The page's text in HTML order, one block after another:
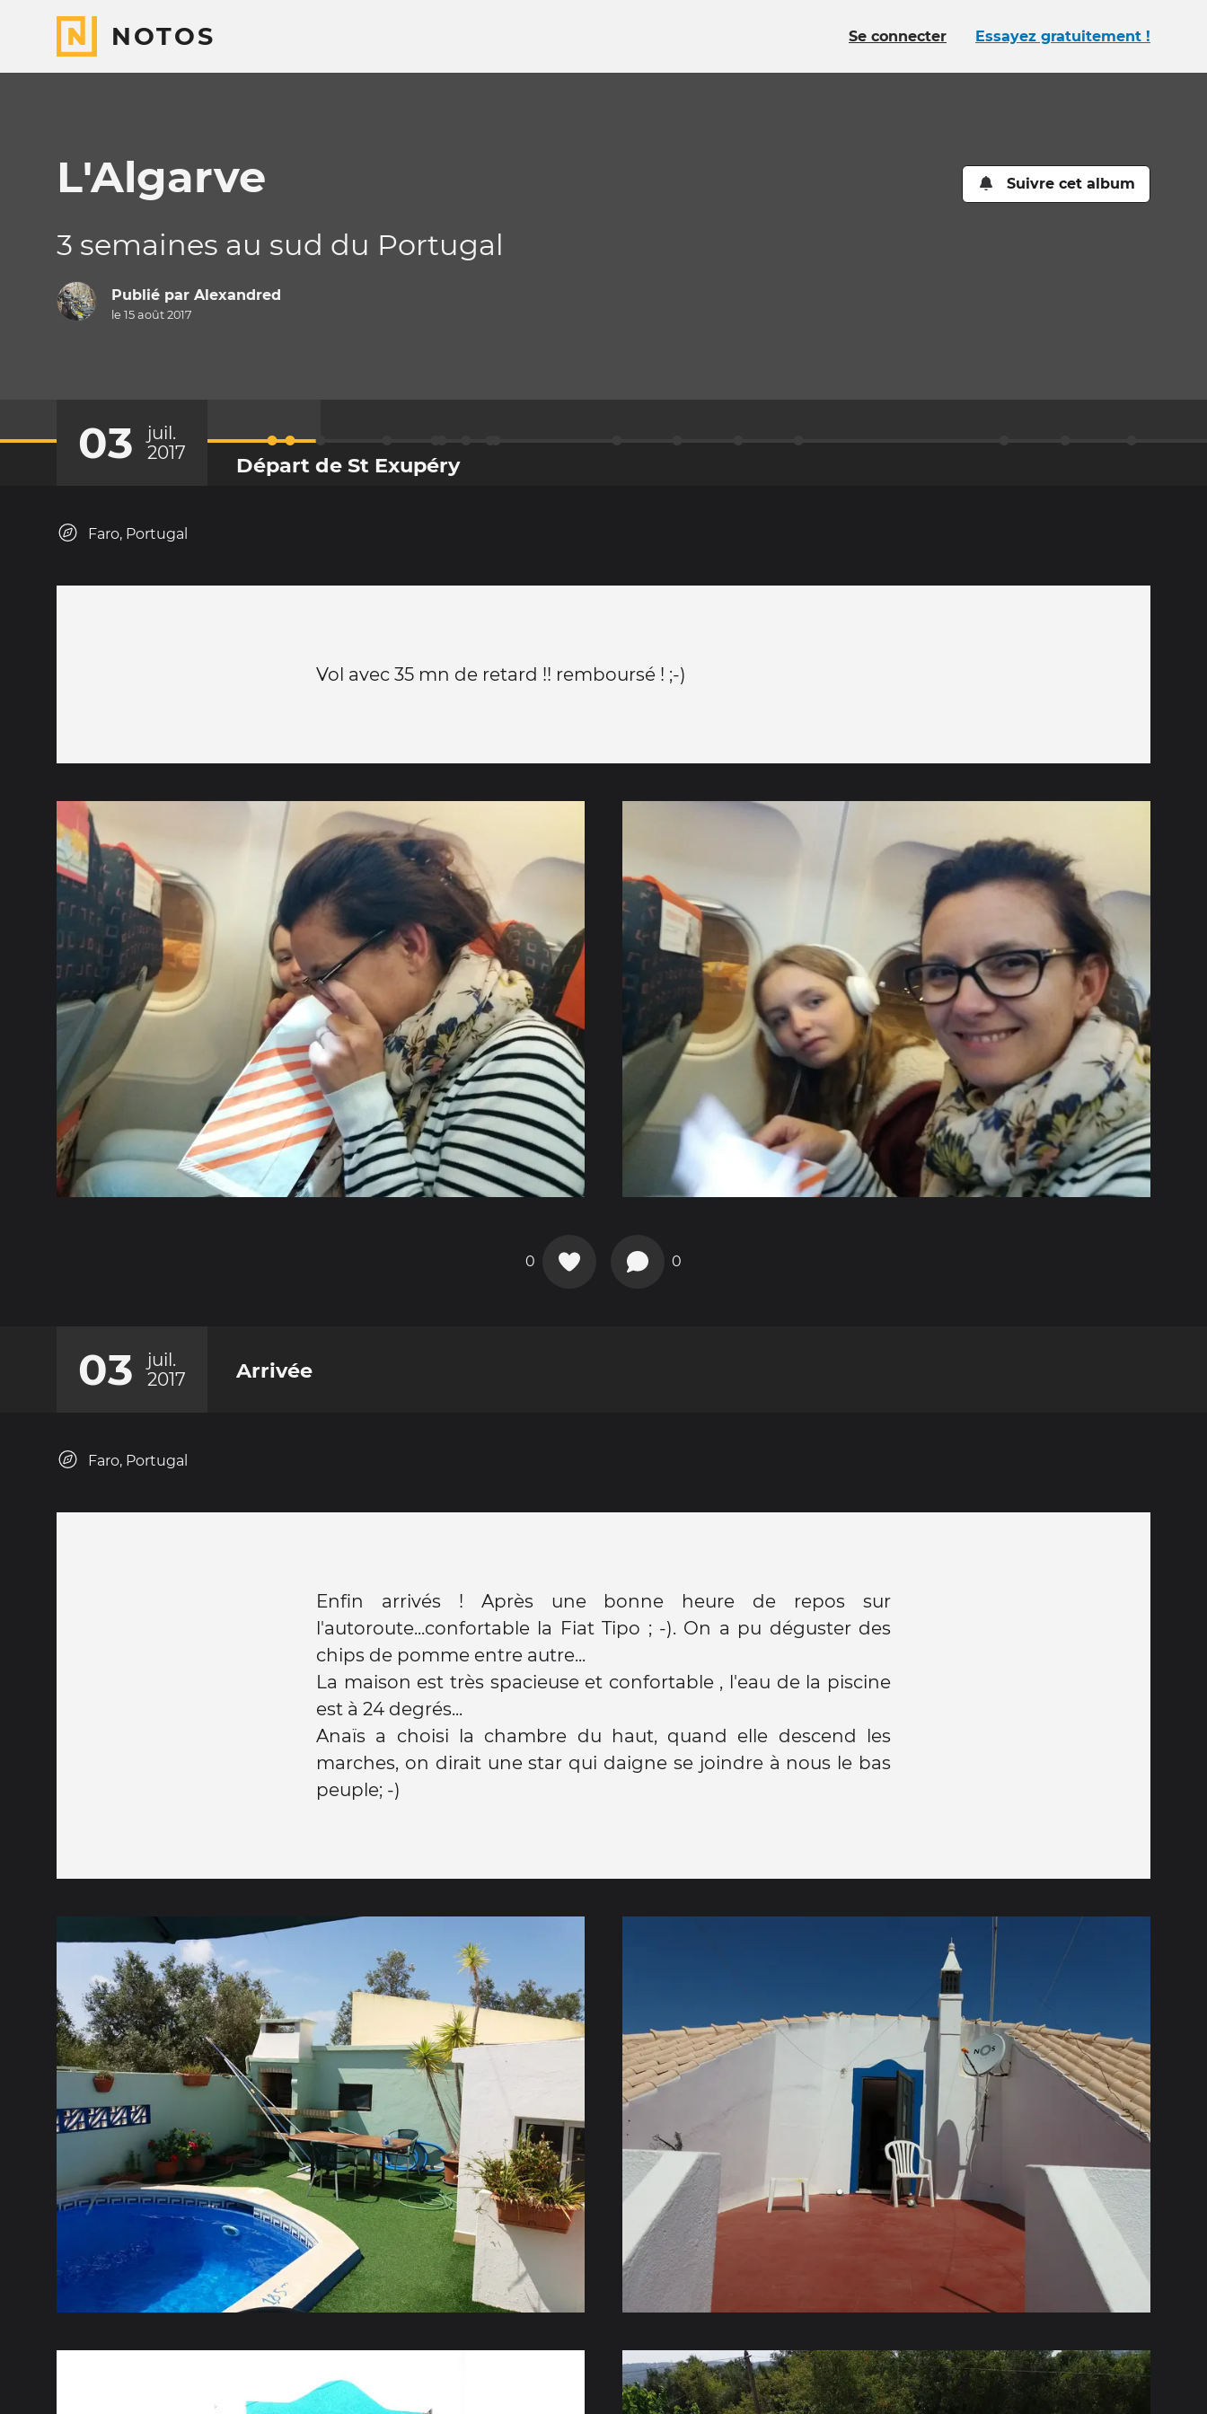
NOTOS Se connecter Essayez gratuitement !
L'Algarve Suivre cet album
3 semaines au sud du Portugal
Publié par Alexandred
le 15 août 2017
03
juil.
2017
Départ de St Exupéry
Faro, Portugal
Vol avec 35 mn de retard !! remboursé ! ;-)
0 0
03
juil.
2017
Arrivée
Faro, Portugal
Enfin arrivés ! Après une bonne heure de repos sur
l'autoroute...confortable la Fiat Tipo ; -). On a pu déguster des
chips de pomme entre autre...
La maison est très spacieuse et confortable , l'eau de la piscine
est à 24 degrés...
Anaïs a choisi la chambre du haut, quand elle descend les
marches, on dirait une star qui daigne se joindre à nous le bas
peuple; -)